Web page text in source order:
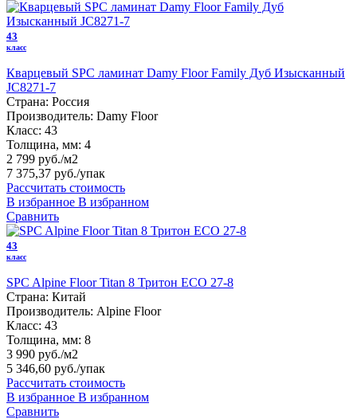
43
класс
Кварцевый SPC ламинат Damy Floor Family Дуб Изысканный
JC8271-7
Страна: Россия
Производитель: Damy Floor
Класс: 43
Толщина, мм: 4
2 799 руб./м2
7 375,37 руб./упак
Рассчитать стоимость
В избранное В избранном
Сравнить
43
класс
SPC Alpine Floor Titan 8 Тритон ЕСО 27-8
Страна: Китай
Производитель: Alpine Floor
Класс: 43
Толщина, мм: 8
3 990 руб./м2
5 346,60 руб./упак
Рассчитать стоимость
В избранное В избранном
Сравнить